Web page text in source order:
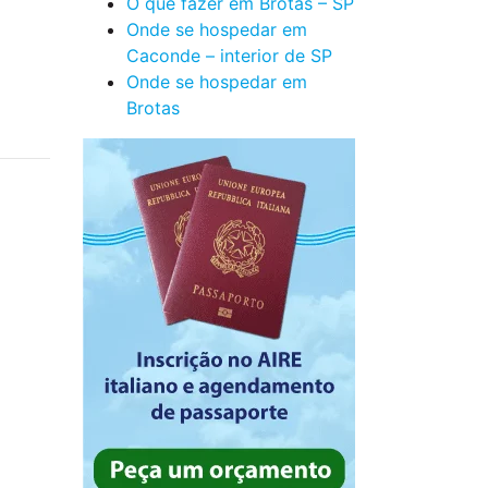
Onde se hospedar em
Caconde – interior de SP
Onde se hospedar em
Brotas